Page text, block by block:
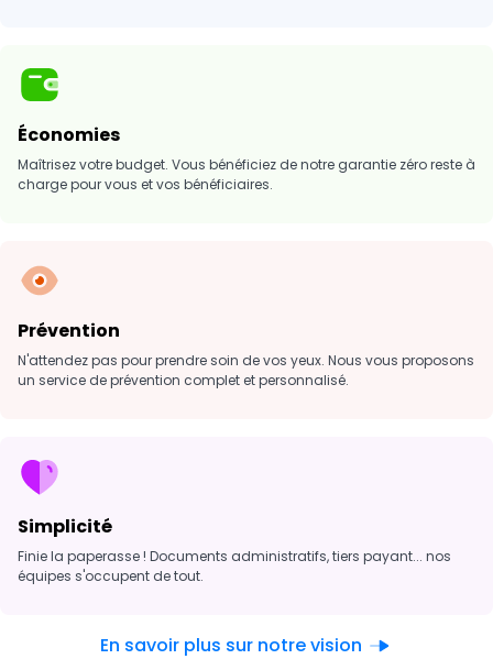
Économies
Maîtrisez votre budget. Vous bénéficiez de notre garantie zéro reste à
charge pour vous et vos bénéficiaires.
Prévention
N'attendez pas pour prendre soin de vos yeux. Nous vous proposons
un service de prévention complet et personnalisé.
Simplicité
Finie la paperasse ! Documents administratifs, tiers payant... nos
équipes s'occupent de tout.
En savoir plus sur notre vision